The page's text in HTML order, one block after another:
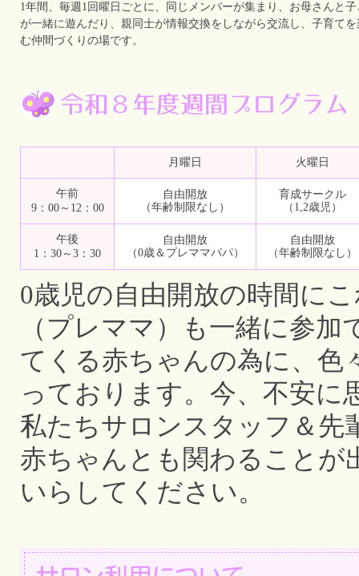
1年間、毎週1回曜日ごとに、同じメンバーが集まり、お母さんと子
が一緒に遊んだり、親同士が情報交換をしながら交流し、子育てを
む仲間づくりの場です。
月曜日 火曜日
午前
9：00～12：00
自由開放
（年齢制限なし）
育成サークル
（1,2歳児）
午後
1：30～3：30
自由開放
（0歳＆プレママパパ）
自由開放
（年齢制限なし）
0歳児の自由開放の時間に
（プレママ）も一緒に参
てくる赤ちゃんの為に、色
っております。今、不安に
私たちサロンスタッフ＆先
赤ちゃんとも関わることが
いらしてください。